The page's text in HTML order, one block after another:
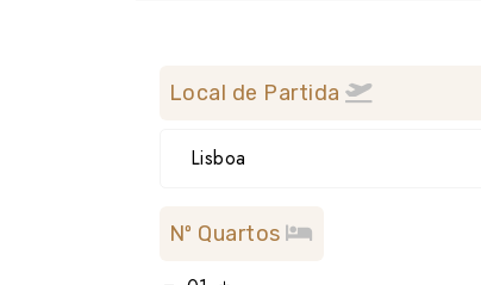
Local de Partida
Lisboa
Nº Quartos